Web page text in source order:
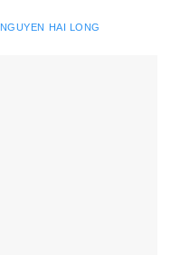
NGUYEN HAI LONG